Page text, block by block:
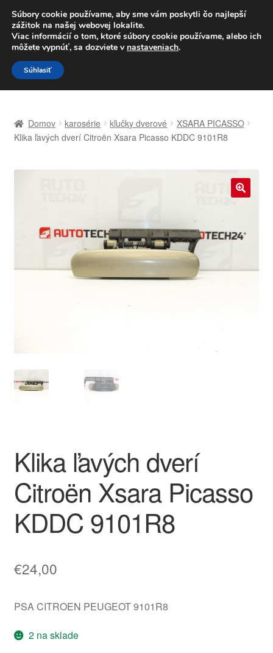
DOPRAVA od 6 EUR
Po–Pi 09:00–16:00 233 221 276
Preskočiť
na
navigáciu
Preskočiť
na
obsah
Celosvetová preprava
Platby
Reklamace
Reklamačný poriadok
Domov karosérie kľučky dverové
XSARA PICASSO
Klika ľavých dverí Citroën Xsara Picasso KDDC 9101R8
Klika ľavých dverí
Citroën Xsara Picasso
KDDC 9101R8
€24,00
PSA CITROEN PEUGEOT 9101R8
2 na sklade
Súbory cookie používame, aby sme vám poskytli čo najlepší
zážitok na našej webovej lokalite.
Viac informácií o tom, ktoré súbory cookie používame, alebo ich
môžete vypnúť, sa dozviete v nastaveniach.
Súhlasiť